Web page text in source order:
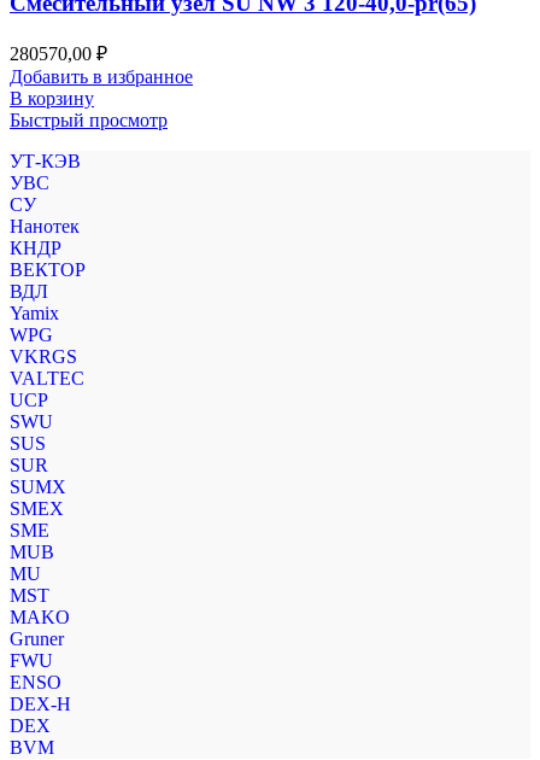
280570,00 ₽
Добавить в избранное
В корзину
Быстрый просмотр
УТ-КЭВ
УВС
СУ
Нанотек
КНДР
ВЕКТОР
ВДЛ
Yamix
WPG
VKRGS
VALTEC
UCP
SWU
SUS
SUR
SUMX
SMEX
SME
MUB
MU
MST
MAKO
Gruner
FWU
ENSO
DEX-H
DEX
BVM